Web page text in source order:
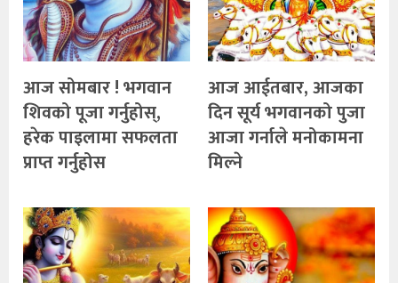
आज सोमबार ! भगवान
शिवको पूजा गर्नुहोस्,
हरेक पाइलामा सफलता
प्राप्त गर्नुहोस
आज आईतबार, आजका
दिन सूर्य भगवानको पुजा
आजा गर्नाले मनोकामना
मिल्ने